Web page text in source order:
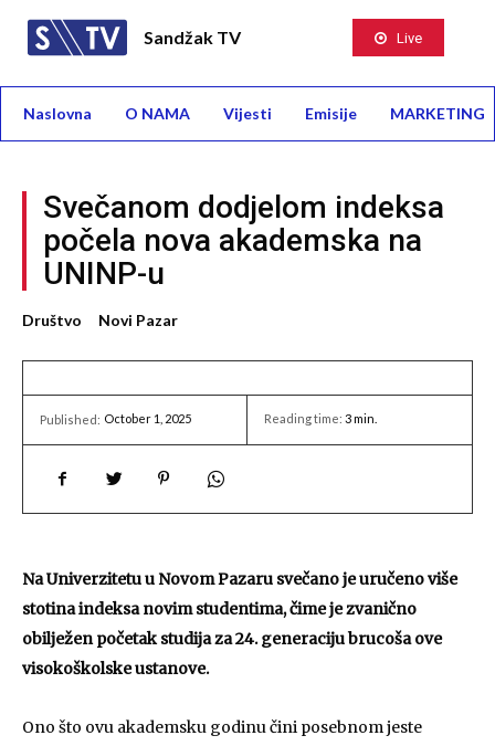
Sandžak TV Live
Naslovna O NAMA Vijesti Emisije MARKETING
Svečanom dodjelom indeksa
počela nova akademska na
UNINP-u
Društvo Novi Pazar
Published: October 1, 2025 Reading time: 3min.
Na Univerzitetu u Novom Pazaru svečano je uručeno više
stotina indeksa novim studentima, čime je zvanično
obilježen početak studija za 24. generaciju brucoša ove
visokoškolske ustanove.
Ono što ovu akademsku godinu čini posebnom jeste